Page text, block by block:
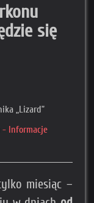
się
„Lizard”
Informacje
miesiąc –